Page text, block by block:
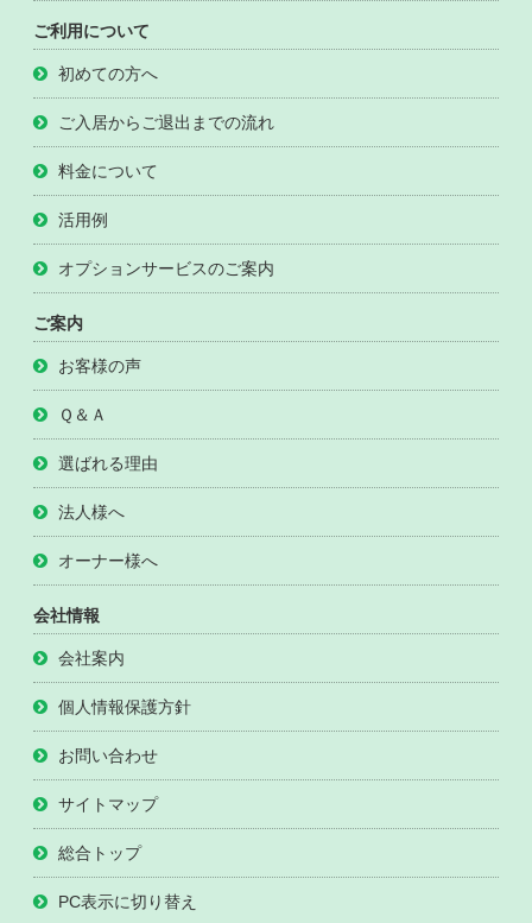
ご利用について
初めての方へ
ご入居からご退出までの流れ
料金について
活用例
オプションサービスのご案内
ご案内
お客様の声
Ｑ＆Ａ
選ばれる理由
法人様へ
オーナー様へ
会社情報
会社案内
個人情報保護方針
お問い合わせ
サイトマップ
総合トップ
PC表示に切り替え